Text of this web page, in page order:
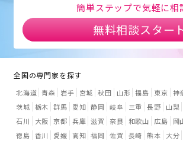
簡単ステップで気軽に相
無料相談スター
全国の専門家を探す
北海道 青森 岩手 宮城 秋田 山形 福島 東京 神
茨城 栃木 群馬 愛知 静岡 岐阜 三重 長野 山梨
石川
大阪 京都 兵庫 滋賀 奈良 和歌山 広島 岡
徳島 香川 愛媛 高知 福岡 佐賀 長崎 熊本 大分